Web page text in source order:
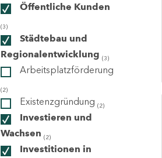
Öffentliche Kunden
(3)
Städtebau und
Regionalentwicklung (3)
Arbeitsplatzförderung
(2)
Existenzgründung (2)
Investieren und
Wachsen (2)
Investitionen in